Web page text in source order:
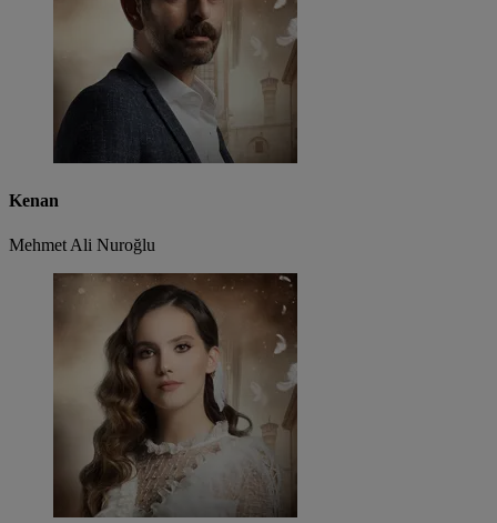
Kenan
Mehmet Ali Nuroğlu